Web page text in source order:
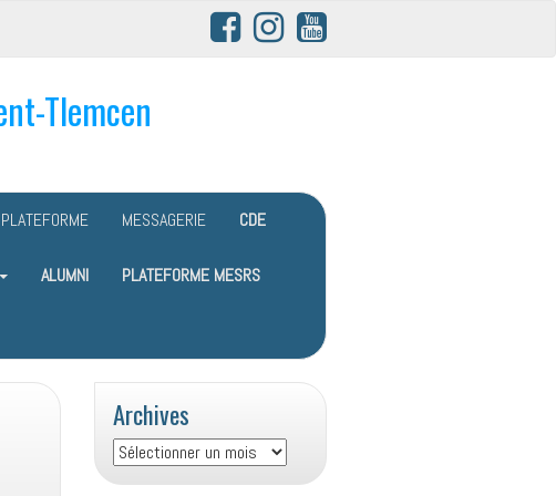
Tlemcen
PLATEFORME MESSAGERIE CDE
ALUMNI PLATEFORME MESRS
Archives
Archives